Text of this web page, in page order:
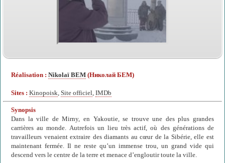
Réalisation : Nikolaï BEM (Николай БЕМ)
Sites : Kinopoisk, Site officiel, IMDb
Synopsis
Dans la ville de Mirny, en Yakoutie, se trouve une des plus grandes
carrières au monde. Autrefois un lieu très actif, où des générations de
travailleurs venaient extraire des diamants au cœur de la Sibérie, elle est
maintenant fermée. Il ne reste qu’un immense trou, un grand vide qui
descend vers le centre de la terre et menace d’engloutir toute la ville.